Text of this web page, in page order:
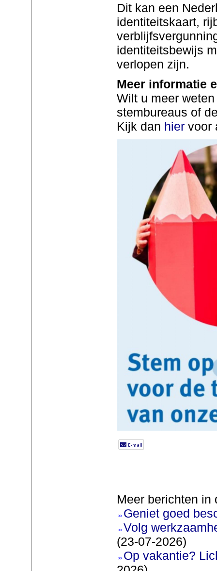
Dit kan een
identiteitskaart,
identiteitsbewijs
verlopen zijn.
Meer informatie
Wilt u meer
stembureaus of
Kijk dan hiervoor
Meer berichten in
Geniet goed
Volg
(23-07-2026)
Op vakantie?